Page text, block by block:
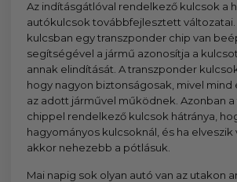
Az indításgátlóval rendelkező kulcsok a
autókulcsok továbbfejlesztett változatai.
kulcsban egy transzponder chip van
segítségével a jármű azonosítja a
annak elindítását. A transzponder
hogy nagyon biztonságosak, mivel mind
az adott járművel működnek. Azonban
chippel rendelkező kulcsok hátránya,
hagyományos kulcsoknál, és ha elveszik
akkor nehezebb a pótlásuk.
Mai napig sok olyan autó van az utakon